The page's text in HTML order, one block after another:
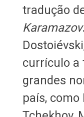
tradução
Karamazov
currículo a
grandes
país, como